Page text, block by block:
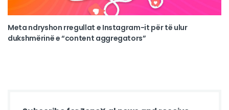
Meta ndryshon rregullat e Instagram-it për të ulur
dukshmërinë e “content aggregators”